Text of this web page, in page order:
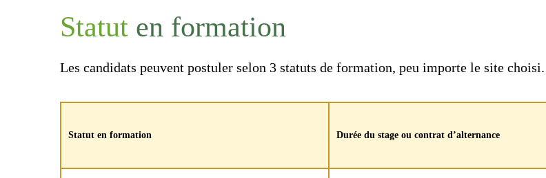
Statut en formation
Les candidats peuvent postuler selon 3 statuts de formation, peu importe le site choisi.
Statut en formation Durée du stage ou contrat d’alternance